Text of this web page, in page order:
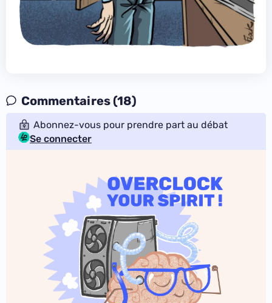
Commentaires (18)
Abonnez-vous pour prendre part au débat
Se connecter